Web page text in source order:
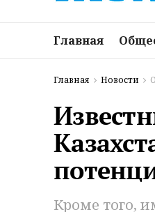
Главная
Главная Новости
Кроме того,